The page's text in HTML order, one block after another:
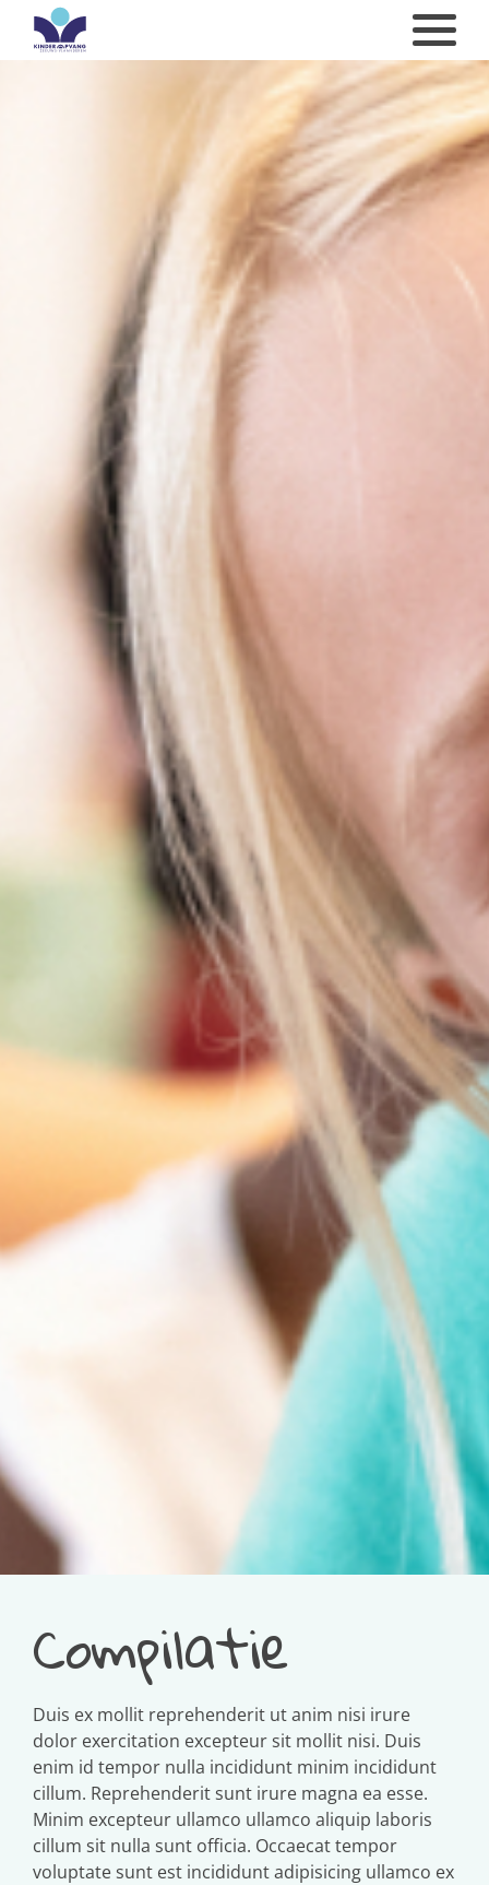
Compilatie
Duis ex mollit reprehenderit ut anim nisi irure
dolor exercitation excepteur sit mollit nisi. Duis
enim id tempor nulla incididunt minim incididunt
cillum. Reprehenderit sunt irure magna ea esse.
Minim excepteur ullamco ullamco aliquip laboris
cillum sit nulla sunt officia. Occaecat tempor
voluptate sunt est incididunt adipisicing ullamco ex